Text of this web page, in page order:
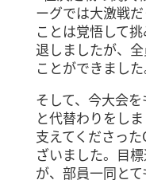
ーグでは大激戦
ことは覚悟して
退しましたが、
ことができました
そして、今大会
と代替わりをし
支えてくださっ
ざいました。目
が、部員一同と